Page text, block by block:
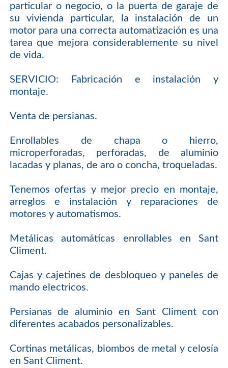
particular o negocio, o la puerta de garaje de
su vivienda particular, la instalación de un
motor para una correcta automatización es una
tarea que mejora considerablemente su nivel
de vida.
SERVICIO: Fabricación e instalación y
montaje.
Venta de persianas.
Enrollables de chapa o hierro,
microperforadas, perforadas, de aluminio
lacadas y planas, de aro o concha, troqueladas.
Tenemos ofertas y mejor precio en montaje,
arreglos e instalación y reparaciones de
motores y automatismos.
Metálicas automáticas enrollables en Sant
Climent.
Cajas y cajetines de desbloqueo y paneles de
mando electricos.
Persianas de aluminio en Sant Climent con
diferentes acabados personalizables.
Cortinas metálicas, biombos de metal y celosía
en Sant Climent.